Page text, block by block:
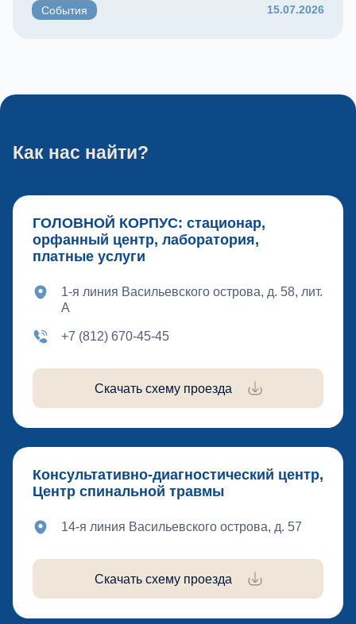
События 15.07.2026
Как нас найти?
ГОЛОВНОЙ КОРПУС: стационар,
орфанный центр, лаборатория,
платные услуги
1-я линия Васильевского острова, д. 58, лит.
А
+7 (812) 670-45-45
Скачать схему проезда
Консультативно-диагностический центр,
Центр спинальной травмы
14-я линия Васильевского острова, д. 57
Скачать схему проезда